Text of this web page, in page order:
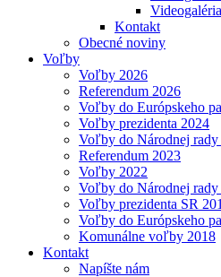
Kontakt
Obecné noviny
Voľby
Voľby 2026
Referendum 2026
Voľby do Európskeho
Voľby prezidenta 2024
Voľby do Národnej rady
Referendum 2023
Voľby 2022
Voľby do Národnej rady
Voľby prezidenta SR
Voľby do Európskeho
Komunálne voľby 2018
Kontakt
Napíšte nám